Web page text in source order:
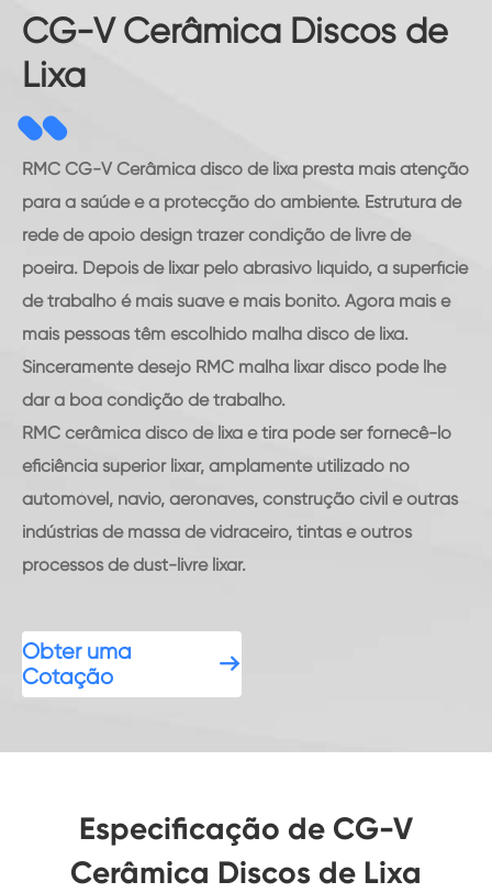
CG-V Cerâmica Discos de
Lixa
RMC CG-V Cerâmica disco de lixa presta mais atenção
para a saúde e a protecção do ambiente. Estrutura de
rede de apoio design trazer condição de livre de
poeira. Depois de lixar pelo abrasivo líquido, a superfície
de trabalho é mais suave e mais bonito. Agora mais e
mais pessoas têm escolhido malha disco de lixa.
Sinceramente desejo RMC malha lixar disco pode lhe
dar a boa condição de trabalho.
RMC cerâmica disco de lixa e tira pode ser fornecê-lo
eficiência superior lixar, amplamente utilizado no
automóvel, navio, aeronaves, construção civil e outras
indústrias de massa de vidraceiro, tintas e outros
processos de dust-livre lixar.
Obter uma
Cotação

Especificação de CG-V
Cerâmica Discos de Lixa